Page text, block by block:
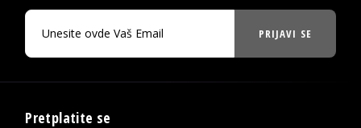
PRIJAVI SE
Pretplatite se